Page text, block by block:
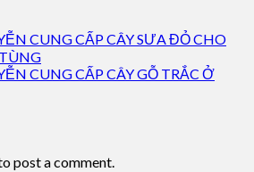
CUNG CẤP CÂY SƯA ĐỎ CHO
CUNG CẤP CÂY GỖ TRẮC Ở
post a comment.